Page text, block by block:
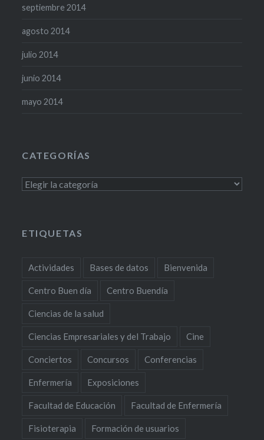
septiembre 2014
agosto 2014
julio 2014
junio 2014
mayo 2014
CATEGORÍAS
Categorías
ETIQUETAS
Actividades Bases de datos Bienvenida
Centro Buen día Centro Buendía
Ciencias de la salud
Ciencias Empresariales y del Trabajo Cine
Conciertos Concursos Conferencias
Enfermería Exposiciones
Facultad de Educación Facultad de Enfermería
Fisioterapia Formación de usuarios